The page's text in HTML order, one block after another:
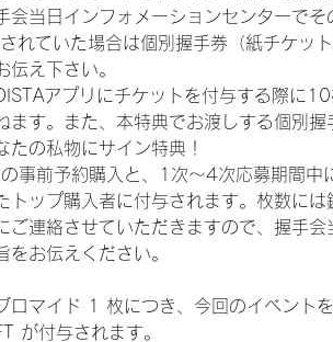
会当日インフォメーションセンターで
れていた場合は個別握手券（紙チケッ
伝え下さい。
アプリにチケットを付与する際に
ます。また、本特典でお渡しする個別握
の私物にサイン特典！
事前予約購入と、1次〜4次応募期間中
トップ購入者に付与されます。枚数には
ご連絡させていただきますので、握手
をお伝えください。
ロマイド 1 枚につき、今回のイベント
が付与されます。